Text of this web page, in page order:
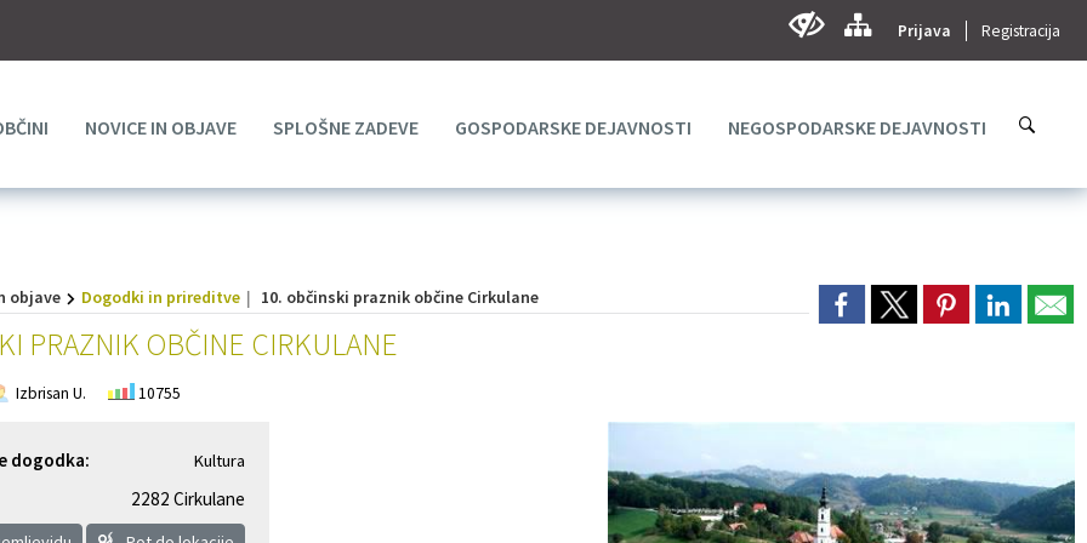
Prijava Registracija
NOVICE IN OBJAVE SPLOŠNE ZADEVE GOSPODARSKE DEJAVNOSTI NEGOSPODARSKE DEJAVNOSTI
objave Dogodki in prireditve 10. občinski praznik občine Cirkulane
PRAZNIK OBČINE CIRKULANE
Izbrisan U. 10755
dogodka: Kultura
2282 Cirkulane